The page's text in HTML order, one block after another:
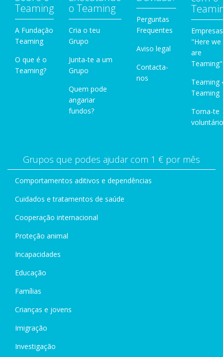
Teaming
A Fundação
Teaming
O que é o
Teaming?
o Teaming
Cria o teu
Grupo
Junta-te a um
Grupo
Quem pode
angariar
fundos?
Perguntas
Frequentes
Aviso legal
Contacta-
nos
Empresas
"Here we
are
Teaming"
Teaming
Teaming
Torna-te
Grupos que podes ajudar com 1 € por mês
Comportamentos aditivos e dependências
Cuidados e tratamentos de saúde
Cooperação internacional
Proteção animal
Incapacidades
Educação
Famílias
Crianças e jovens
Imigração
Investigação